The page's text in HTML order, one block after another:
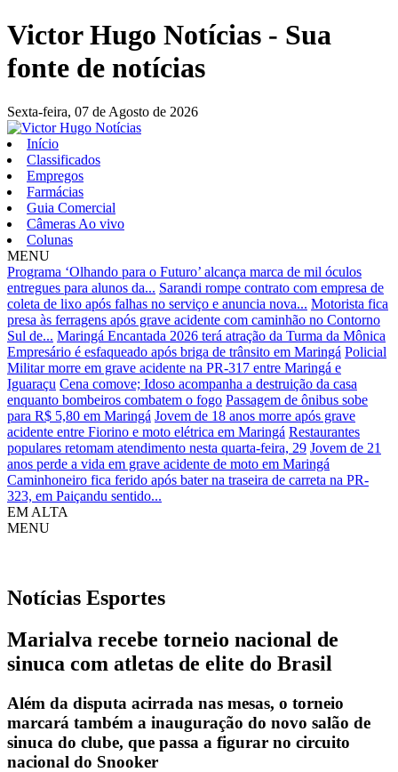
Victor Hugo Notícias - Sua
fonte de notícias
Sexta-feira, 07 de Agosto de 2026
Início
Classificados
Empregos
Farmácias
Guia Comercial
Câmeras Ao vivo
Colunas
MENU
Programa ‘Olhando para o Futuro’ alcança marca de mil óculos
entregues para alunos da... Sarandi rompe contrato com empresa de
coleta de lixo após falhas no serviço e anuncia nova... Motorista fica
presa às ferragens após grave acidente com caminhão no Contorno
Sul de... Maringá Encantada 2026 terá atração da Turma da Mônica
Empresário é esfaqueado após briga de trânsito em Maringá Policial
Militar morre em grave acidente na PR-317 entre Maringá e
Iguaraçu Cena comove; Idoso acompanha a destruição da casa
enquanto bombeiros combatem o fogo Passagem de ônibus sobe
para R$ 5,80 em Maringá Jovem de 18 anos morre após grave
acidente entre Fiorino e moto elétrica em Maringá Restaurantes
populares retomam atendimento nesta quarta-feira, 29 Jovem de 21
anos perde a vida em grave acidente de moto em Maringá
Caminhoneiro fica ferido após bater na traseira de carreta na PR-
323, em Paiçandu sentido...
EM ALTA
MENU
Notícias Esportes
Marialva recebe torneio nacional de
sinuca com atletas de elite do Brasil
Além da disputa acirrada nas mesas, o torneio
marcará também a inauguração do novo salão de
sinuca do clube, que passa a figurar no circuito
nacional do Snooker